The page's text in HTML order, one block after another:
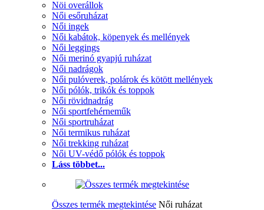
Nöi overállok
Női esőruházat
Női ingek
Női kabátok, köpenyek és mellények
Női leggings
Női merinó gyapjú ruházat
Női nadrágok
Női pulóverek, polárok és kötött mellények
Női pólók, trikók és toppok
Női rövidnadrág
Női sportfehérneműk
Női sportruházat
Női termikus ruházat
Női trekking ruházat
Női UV-védő pólók és toppok
Láss többet...
Összes termék megtekintése Női ruházat